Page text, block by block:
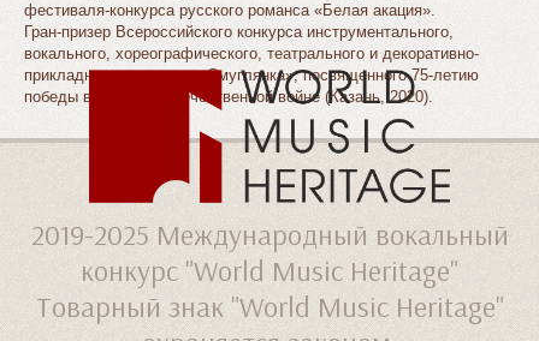
фестиваля-конкурса русского романса «Белая акация».
Гран-призер Всероссийского конкурса инструментального,
вокального, хореографического, театрального и декоративно-
прикладного искусства «Смуглянка», посвященного 75-летию
победы в Великой Отечественной войне (Казань, 2020).
2019-2025Международный вокальный
конкурс "World Music Heritage"
Товарный знак "World Music Heritage"